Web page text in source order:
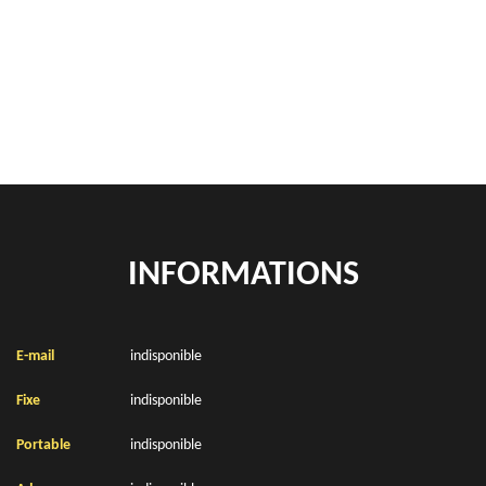
INFORMATIONS
E-mail indisponible
Fixe indisponible
Portable indisponible